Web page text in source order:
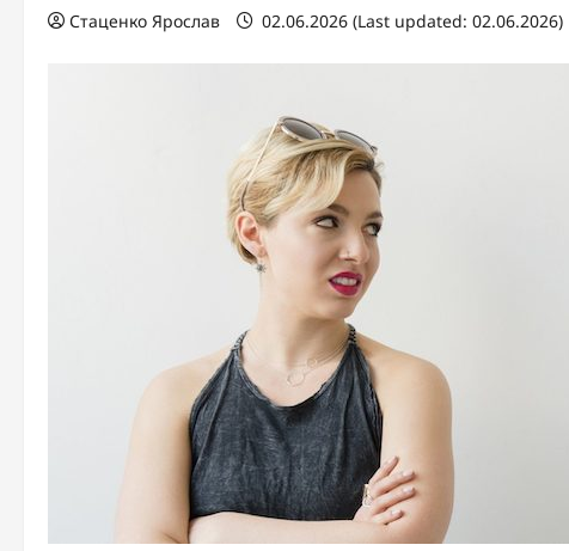
Стаценко Ярослав 02.06.2026 (Last updated: 02.06.2026)